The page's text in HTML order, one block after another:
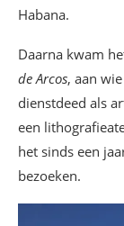
Habana.
Daarna kwam
de Arcos, aan
dienstdeed als
een
het sinds een
bezoeken.